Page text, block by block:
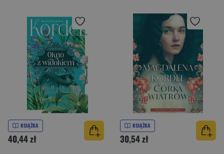
KSIĄŻKA
40,44 zł
KSIĄŻKA
30,54 zł